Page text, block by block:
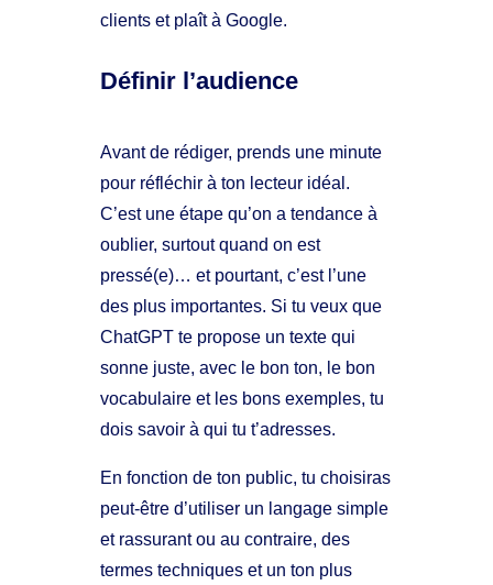
clients et plaît à Google.
Définir l’audience
Avant de rédiger, prends une minute
pour réfléchir à ton lecteur idéal.
C’est une étape qu’on a tendance à
oublier, surtout quand on est
pressé(e)… et pourtant, c’est l’une
des plus importantes. Si tu veux que
ChatGPT te propose un texte qui
sonne juste, avec le bon ton, le bon
vocabulaire et les bons exemples, tu
dois savoir à qui tu t’adresses.
En fonction de ton public, tu choisiras
peut-être d’utiliser un langage simple
et rassurant ou au contraire, des
termes techniques et un ton plus